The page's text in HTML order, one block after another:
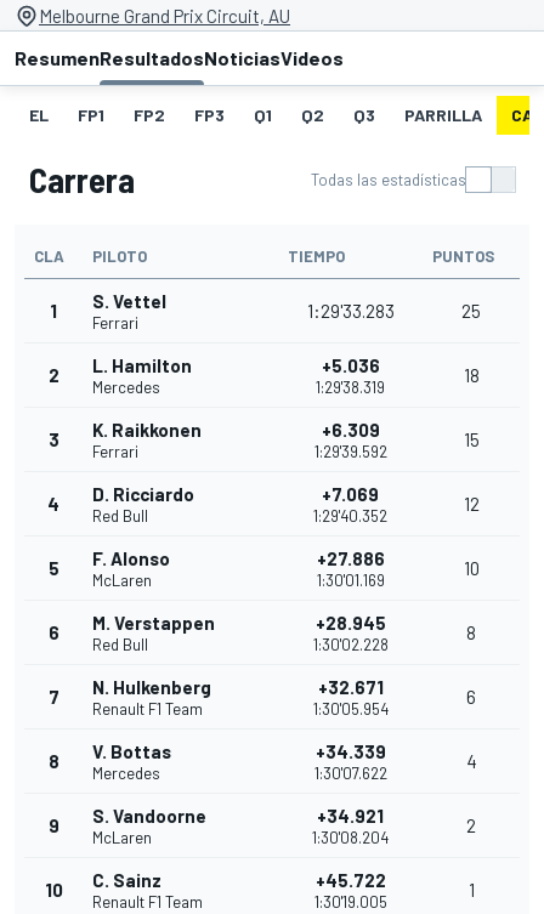
Melbourne Grand Prix Circuit, AU
ResumenResultadosNoticiasVideos
EL FP1 FP2 FP3 Q1 Q2 Q3 PARRILLA
Carrera Todas las estadísticas
CLA PILOTO TIEMPO PUNTOS
1 S. Vettel
Ferrari
1:29'33.283 25
2 L. Hamilton
Mercedes
+5.036
1:29'38.319
18
3 K. Raikkonen
Ferrari
+6.309
1:29'39.592
15
4 D. Ricciardo
Red Bull
+7.069
1:29'40.352
12
5 F. Alonso
McLaren
+27.886
1:30'01.169
10
6 M. Verstappen
Red Bull
+28.945
1:30'02.228
8
7 N. Hulkenberg
Renault F1 Team
+32.671
1:30'05.954
6
8 V. Bottas
Mercedes
+34.339
1:30'07.622
4
9 S. Vandoorne
McLaren
+34.921
1:30'08.204
2
10 C. Sainz
Renault F1 Team
+45.722
1:30'19.005
1